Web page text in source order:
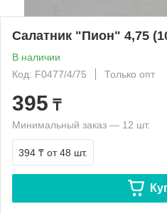
Салатник "Пион" 4,75
В наличии
Код: F0477/4/75
Только опт
395 ₸
Минимальный заказ — 12 шт.
394 ₸ от 48 шт.